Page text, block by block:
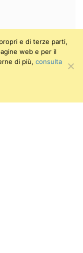
e di terze parti,
web e per il
di più, consulta